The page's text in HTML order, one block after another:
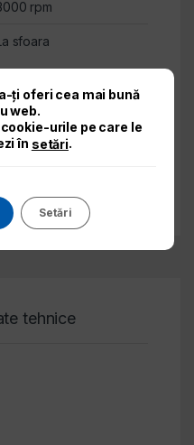
rpm
sfoara
benzină fără plumb
l
tehnice
ți oferi cea mai bună
web.
urile pe care le
în setări.
Setări